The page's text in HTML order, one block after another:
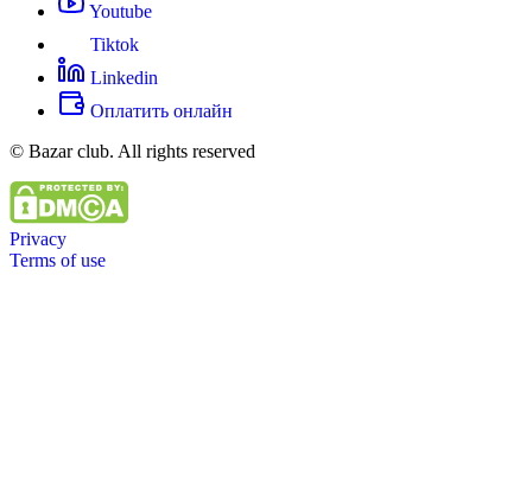
Youtube
Tiktok
Linkedin
Оплатить онлайн
© Bazar club. All rights reserved
Privacy
Terms of use